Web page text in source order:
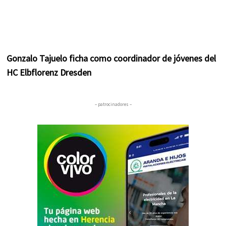
Gonzalo Tajuelo ficha como coordinador de jóvenes del
HC Elbflorenz Dresden
– patrocinadores –